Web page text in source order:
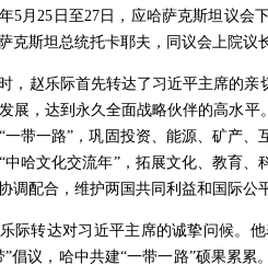
5月25日至27日，应哈萨克斯坦议
克斯坦总统托卡耶夫，同议会上院议
，赵乐际首先转达了习近平主席的
展，达到永久全面战略伙伴的高水
一带一路”，巩固投资、能源、矿产
中哈文化交流年”，拓展文化、教育
调配合，维护两国共同利益和国际公
际转达对习近平主席的诚挚问候。
”倡议，哈中共建“一带一路”硕果累